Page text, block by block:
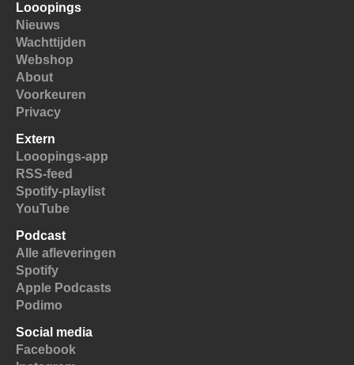
Looopings
Nieuws
Wachttijden
Webshop
About
Voorkeuren
Privacy
Extern
Looopings-app
RSS-feed
Spotify-playlist
YouTube
Podcast
Alle afleveringen
Spotify
Apple Podcasts
Podimo
Social media
Facebook